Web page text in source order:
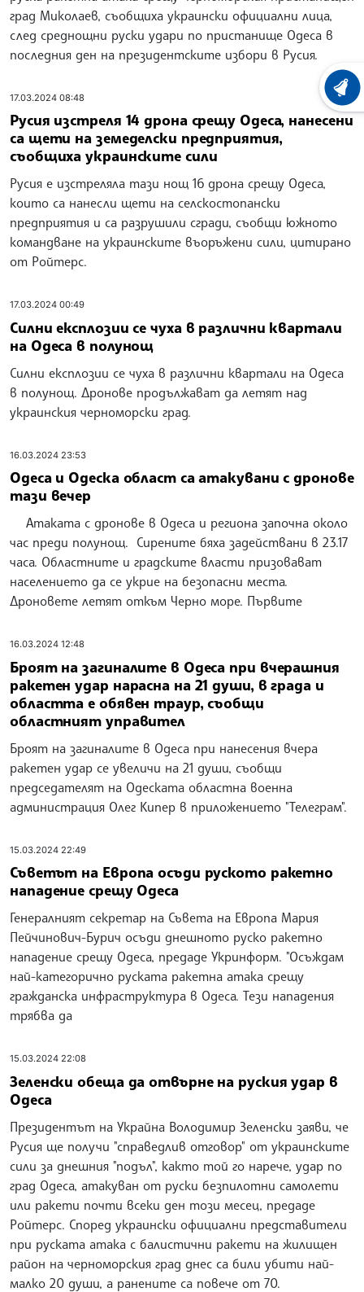
град Миколаев, съобщиха украински официални лица,
след среднощни руски удари по пристанище Одеса в
последния ден на президентските избори в Русия.
17.03.2024 08:48
Русия изстреля 14 дрона срещу Одеса, нанесени
са щети на земеделски предприятия,
съобщиха украинските сили
Русия е изстреляла тази нощ 16 дрона срещу Одеса,
които са нанесли щети на селскостопански
предприятия и са разрушили сгради, съобщи южното
командване на украинските въоръжени сили, цитирано
от Ройтерс.
17.03.2024 00:49
Силни експлозии се чуха в различни квартали
на Одеса в полунощ
Силни експлозии се чуха в различни квартали на Одеса
в полунощ. Дронове продължават да летят над
украинския черноморски град.
16.03.2024 23:53
Одеса и Одеска област са атакувани с дронове
тази вечер
Атаката с дронове в Одеса и региона започна около
час преди полунощ. Сирените бяха задействани в 23.17
часа. Областните и градските власти призовават
населението да се укрие на безопасни места.
Дроновете летят откъм Черно море. Първите
16.03.2024 12:48
Броят на загиналите в Одеса при вчерашния
ракетен удар нарасна на 21 души, в града и
областта е обявен траур, съобщи
областният управител
Броят на загиналите в Одеса при нанесения вчера
ракетен удар се увеличи на 21 души, съобщи
председателят на Одеската областна военна
администрация Олег Кипер в приложението "Телеграм".
15.03.2024 22:49
Съветът на Европа осъди руското ракетно
нападение срещу Одеса
Генералният секретар на Съвета на Европа Мария
Пейчинович-Бурич осъди днешното руско ракетно
нападение срещу Одеса, предаде Укринформ. "Осъждам
най-категорично руската ракетна атака срещу
гражданска инфраструктура в Одеса. Тези нападения
трябва да
15.03.2024 22:08
Зеленски обеща да отвърне на руския удар в
Одеса
Президентът на Украйна Володимир Зеленски заяви, че
Русия ще получи "справедлив отговор" от украинските
сили за днешния "подъл", както той го нарече, удар по
град Одеса, атакуван от руски безпилотни самолети
или ракети почти всеки ден този месец, предаде
Ройтерс. Според украински официални представители
при руската атака с балистични ракети на жилищен
район на черноморския град днес са били убити най-
малко 20 души, а ранените са повече от 70.